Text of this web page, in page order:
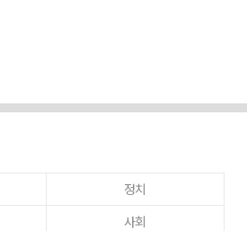
정치
사회